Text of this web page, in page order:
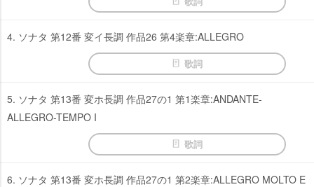
4. ソナタ 第12番 変イ長調 作品26 第4楽章:ALLEGRO
歌詞
5. ソナタ 第13番 変ホ長調 作品27の1 第1楽章:ANDANTE-
ALLEGRO-TEMPO I
歌詞
6. ソナタ 第13番 変ホ長調 作品27の1 第2楽章:ALLEGRO MOLTO E